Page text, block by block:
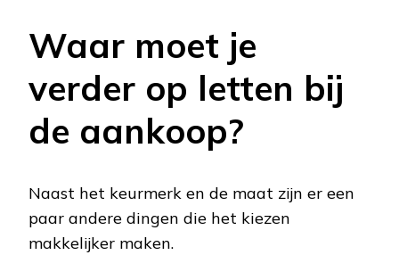
Waar moet je
verder op letten bij
de aankoop?
Naast het keurmerk en de maat zijn er een
paar andere dingen die het kiezen
makkelijker maken.